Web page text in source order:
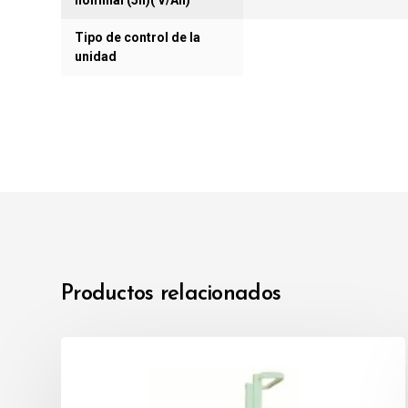
Tipo de control de la
unidad
Productos relacionados